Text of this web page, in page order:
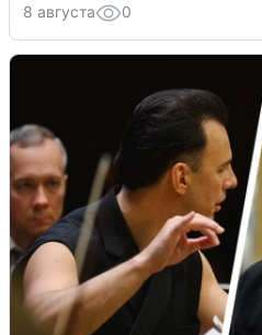
8 августа 0